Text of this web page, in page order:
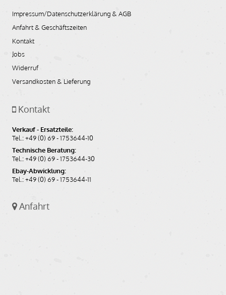
Impressum/Datenschutzerklärung & AGB
Anfahrt & Geschäftszeiten
Kontakt
Jobs
Widerruf
Versandkosten & Lieferung
Kontakt
Verkauf - Ersatzteile:
Tel.: +49 (0) 69 - 1753644-10
Technische Beratung:
Tel.: +49 (0) 69 - 1753644-30
Ebay-Abwicklung:
Tel.: +49 (0) 69 - 1753644-11
Anfahrt